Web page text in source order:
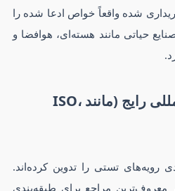
شده واقعاً خواص ادعا شده را
حیاتی مانند هسته‌ای، هوافضا و
استانداردهای بین المللی رایج (مانند ISO،
رویه‌های تستی را تدوین کرده‌اند.
معروف‌ترین مراجع برای طبقه‌بندی